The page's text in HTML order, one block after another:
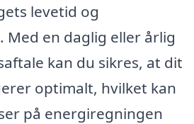
levetid og
en daglig eller årlig
kan du sikres, at dit
optimalt, hvilket kan
på energiregningen